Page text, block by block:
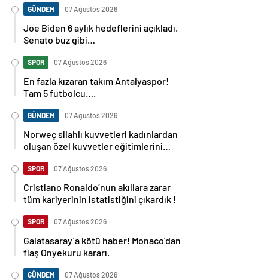
GÜNDEM 07 Ağustos 2026
Joe Biden 6 aylık hedeflerini açıkladı.
Senato buz gibi…
SPOR 07 Ağustos 2026
En fazla kızaran takım Antalyaspor!
Tam 5 futbolcu….
GÜNDEM 07 Ağustos 2026
Norweç silahlı kuvvetleri kadınlardan
oluşan özel kuvvetler eğitimlerini
SPOR 07 Ağustos 2026
Cristiano Ronaldo’nun akıllara zarar
tüm kariyerinin istatistiğini çıkardık !
SPOR 07 Ağustos 2026
Galatasaray’a kötü haber! Monaco’dan
flaş Onyekuru kararı.
GÜNDEM 07 Ağustos 2026